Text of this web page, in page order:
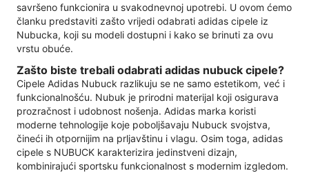
savršeno funkcionira u svakodnevnoj upotrebi. U ovom ćemo
članku predstaviti zašto vrijedi odabrati adidas cipele iz
Nubucka, koji su modeli dostupni i kako se brinuti za ovu
vrstu obuće.
Zašto biste trebali odabrati adidas nubuck cipele?
Cipele Adidas Nubuck razlikuju se ne samo estetikom, već i
funkcionalnošću. Nubuk je prirodni materijal koji osigurava
prozračnost i udobnost nošenja. Adidas marka koristi
moderne tehnologije koje poboljšavaju Nubuck svojstva,
čineći ih otpornijim na prljavštinu i vlagu. Osim toga, adidas
cipele s NUBUCK karakterizira jedinstveni dizajn,
kombinirajući sportsku funkcionalnost s modernim izgledom.